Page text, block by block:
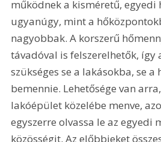
működnek a kisméretű,
ugyanúgy, mint a
nagyobbak. A korszerű
távadóval is felszerelhetők, így
szükséges se a lakásokba, se a
bemennie. Lehetősége van
lakóépület közelébe menve,
egyszerre olvassa le az egyedi
közösségit. Az előbbieket